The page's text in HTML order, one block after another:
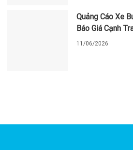
Quảng Cáo Xe
Báo Giá Cạnh
11/06/2026